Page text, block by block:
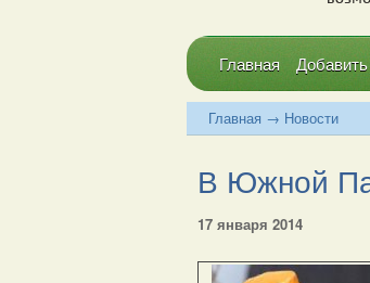
Главная
Главная → Новости
В Южной
17 января 2014